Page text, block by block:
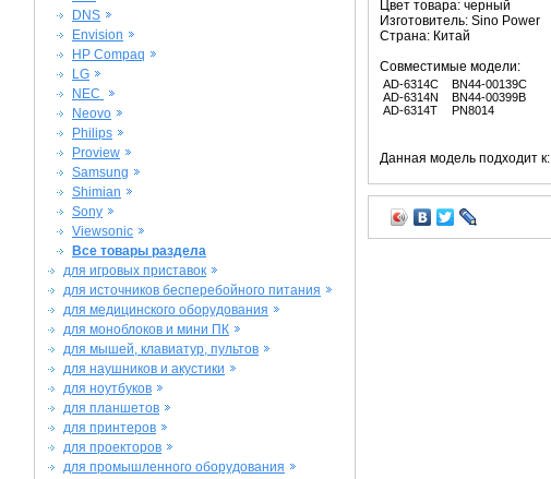
DNS
Envision
HP Compaq
LG
NEC
Neovo
Philips
Proview
Samsung
Shimian
Sony
Viewsonic
Все товары раздела
для игровых приставок
для источников бесперебойного питания
для медицинского оборудования
для моноблоков и мини ПК
для мышей, клавиатур, пультов
для наушников и акустики
для ноутбуков
для планшетов
для принтеров
для проекторов
для промышленного оборудования
Цвет товара: черный
Изготовитель: Sino Power
Страна: Китай
Совместимые модели:
AD-6314C
AD-6314N
AD-6314T
BN44-00139C
BN44-00399B
PN8014
Данная модель подходит к: